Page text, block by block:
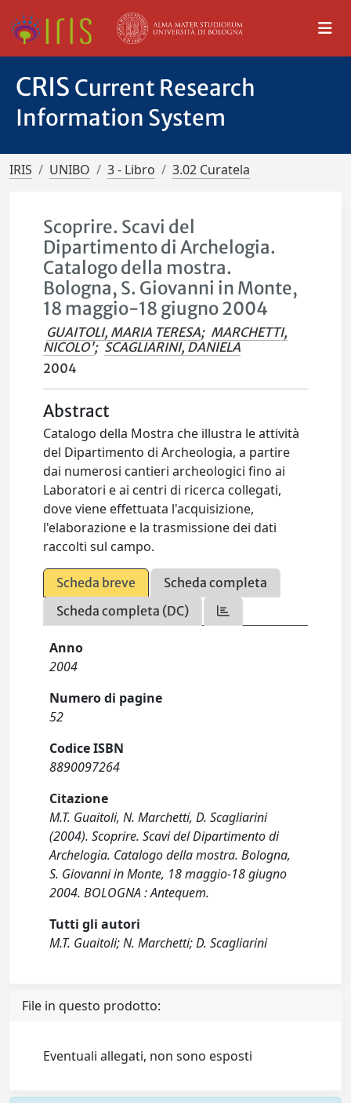
CRIS Current Research
Information System
IRIS UNIBO 3 - Libro 3.02 Curatela
Scoprire. Scavi del
Dipartimento di Archelogia.
Catalogo della mostra.
Bologna, S. Giovanni in Monte,
18 maggio-18 giugno 2004
GUAITOLI, MARIA TERESA; MARCHETTI,
NICOLO'; SCAGLIARINI, DANIELA
2004
Abstract
Catalogo della Mostra che illustra le attività
del Dipartimento di Archeologia, a partire
dai numerosi cantieri archeologici fino ai
Laboratori e ai centri di ricerca collegati,
dove viene effettuata l'acquisizione,
l'elaborazione e la trasmissione dei dati
raccolti sul campo.
Scheda breve
Scheda completa
Scheda completa (DC)
Anno
2004
Numero di pagine
52
Codice ISBN
8890097264
Citazione
M.T. Guaitoli, N. Marchetti, D. Scagliarini
(2004). Scoprire. Scavi del Dipartimento di
Archelogia. Catalogo della mostra. Bologna,
S. Giovanni in Monte, 18 maggio-18 giugno
2004. BOLOGNA : Antequem.
Tutti gli autori
M.T. Guaitoli; N. Marchetti; D. Scagliarini
File in questo prodotto:
Eventuali allegati, non sono esposti